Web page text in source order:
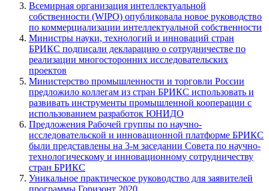
Всемирная организация интеллектуальной
собственности (WIPO) опубликовала новое руководство
по коммерциализации интеллектуальной собственности
Министры науки, технологий и инноваций стран
БРИКС подписали декларацию о сотрудничестве по
реализации многосторонних исследовательских
проектов
Министерство промышленности и торговли России
предложило коллегам из стран БРИКС использовать и
развивать инструменты промышленной кооперации с
использованием разработок ЮНИДО
Предложения Рабочей группы по научно-
исследовательской и инновационной платформе БРИКС
были представлены на 3-м заседании Совета по научно-
технологическому и инновационному сотрудничеству
стран БРИКС
Уникальное практическое руководство для заявителей
программы Горизонт 2020